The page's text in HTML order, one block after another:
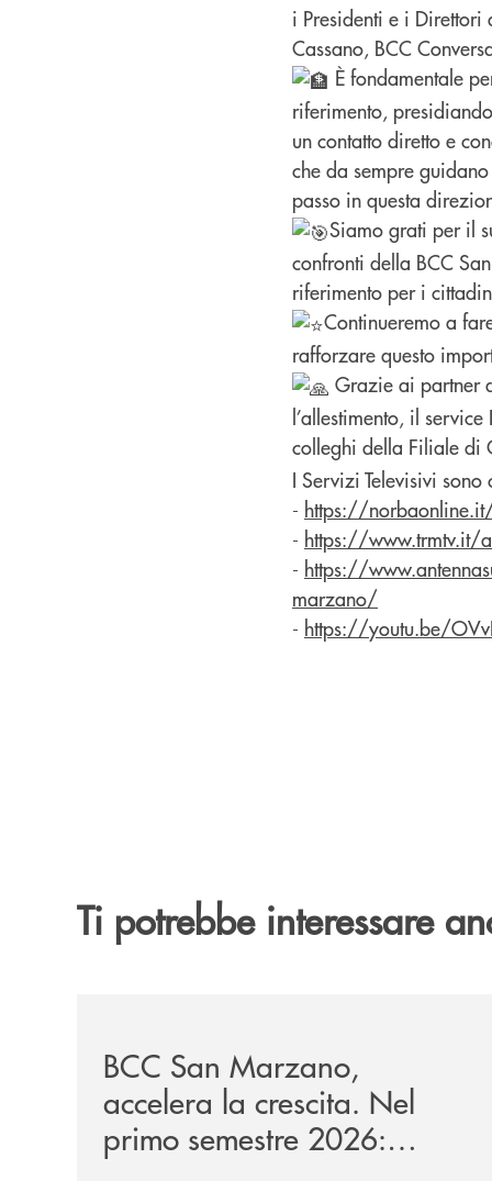
i Presidenti e i Direttori
Cassano, BCC
È fondamentale
riferimento,
un contatto diretto e
che da sempre
passo in questa
Siamo grati per il
confronti della BCC
riferimento per i
Continueremo a
rafforzare questo
Grazie ai partner
l’allestimento, il
colleghi della Filiale di
I Servizi Televisivi
- https://
- https://www.trmtv.it/
- https://
marzano/
- https://youtu.be/
Ti potrebbe interessare
BCC San Marzano,
accelera la crescita. Nel
primo semestre 2026: